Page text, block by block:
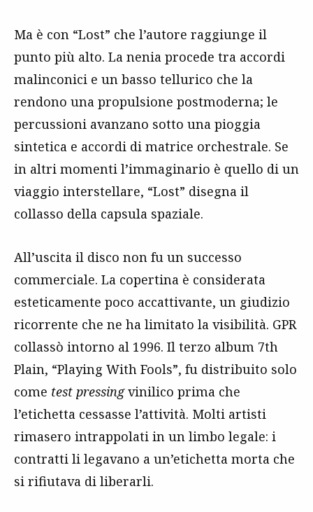
Ma è con “Lost” che l’autore raggiunge il
punto più alto. La nenia procede tra accordi
malinconici e un basso tellurico che la
rendono una propulsione postmoderna; le
percussioni avanzano sotto una pioggia
sintetica e accordi di matrice orchestrale. Se
in altri momenti l’immaginario è quello di un
viaggio interstellare, “Lost” disegna il
collasso della capsula spaziale.
All’uscita il disco non fu un successo
commerciale. La copertina è considerata
esteticamente poco accattivante, un giudizio
ricorrente che ne ha limitato la visibilità. GPR
collassò intorno al 1996. Il terzo album 7th
Plain, “Playing With Fools”, fu distribuito solo
come test pressingvinilico prima che
l’etichetta cessasse l’attività. Molti artisti
rimasero intrappolati in un limbo legale: i
contratti li legavano a un’etichetta morta che
si rifiutava di liberarli.